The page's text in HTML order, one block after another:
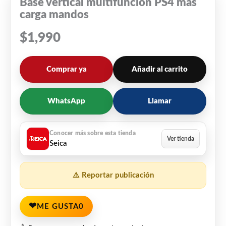
Base vertical multifunción PS4 más
carga mandos
$1,990
Comprar ya Añadir al carrito
WhatsApp Llamar
Seica
⚠️ Reportar publicación
❤ ME GUSTA0